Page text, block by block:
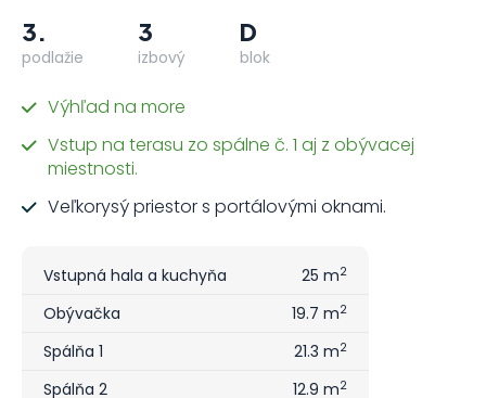
3.
podlažie
3
izbový
D
blok
Výhľad na more
Vstup na terasu zo spálne č. 1 aj z obývacej
miestnosti.
Veľkorysý priestor s portálovými oknami.
Vstupná hala a kuchyňa 25 m2
Obývačka 19.7 m2
Spálňa 1 21.3 m2
Spálňa 2 12.9 m2